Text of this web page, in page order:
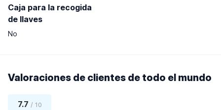
Caja para la recogida
de llaves
No
Valoraciones de clientes de todo el mundo
7.7 / 10